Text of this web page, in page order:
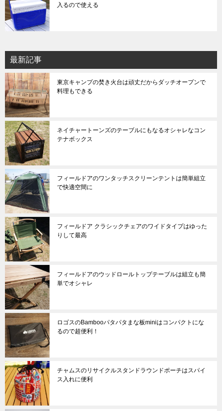
入るので使える
最新記事
東京キャンプの焚き火台は頑丈だからダッチオープンで
料理もできる
ネイチャートーンズのテーブルにもなるオシャレなコン
テナボックス
フィールドアのワンタッチスクリーンテントは簡単組立
で快適空間に
フィールドア クラシックチェアのワイドタイプはゆった
りして最高
フィールドアのウッドロールトップテーブルは組立も簡
単でオシャレ
ロゴスのBambooパタパタまな板miniはコンパクトにな
るので超便利！
チャムスのリサイクルスタンドラウンドポーチはスパイ
ス入れに便利